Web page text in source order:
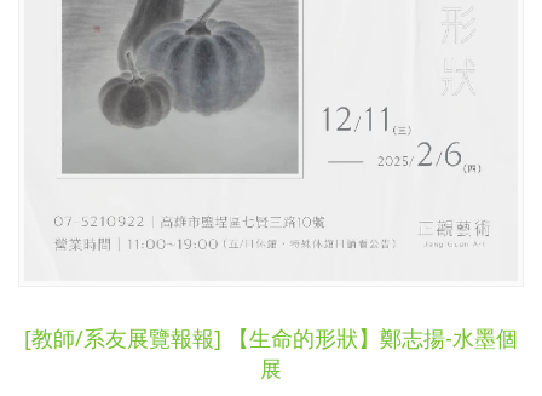
[教師/系友展覽報報] 【生命的形狀】鄭志揚-水墨個
展